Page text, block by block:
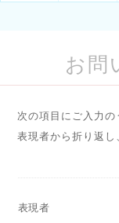
お問
次の項目にご入力の
表現者から折り返し
表現者